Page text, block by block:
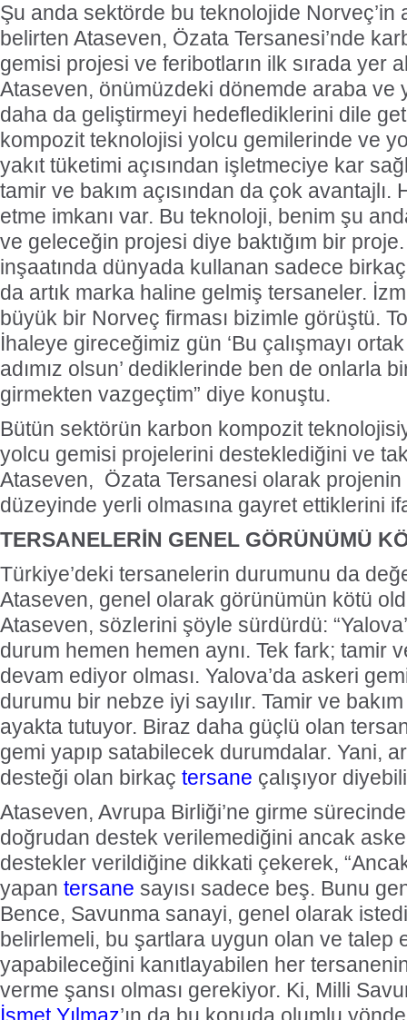
Şu anda sektörde bu teknolojide Norveç’in
belirten Ataseven, Özata Tersanesi’nde
gemisi projesi ve feribotların ilk sırada yer
Ataseven, önümüzdeki dönemde araba ve
daha da geliştirmeyi hedeflediklerini dile
kompozit teknolojisi yolcu gemilerinde ve
yakıt tüketimi açısından işletmeciye kar
tamir ve bakım açısından da çok avantajlı.
etme imkanı var. Bu teknoloji, benim şu
ve geleceğin projesi diye baktığım bir
inşaatında dünyada kullanan sadece
da artık marka haline gelmiş tersaneler.
büyük bir Norveç firması bizimle görüştü.
İhaleye gireceğimiz gün ‘Bu çalışmayı
adımız olsun’ dediklerinde ben de onlarla
girmekten vazgeçtim” diye konuştu.
Bütün sektörün karbon kompozit
yolcu gemisi projelerini desteklediğini ve
Ataseven, Özata Tersanesi olarak projenin
düzeyinde yerli olmasına gayret ettiklerini
TERSANELERİN GENEL GÖRÜNÜMÜ
Türkiye’deki tersanelerin durumunu da
Ataseven, genel olarak görünümün kötü
Ataseven, sözlerini şöyle sürdürdü:
durum hemen hemen aynı. Tek fark; tamir
devam ediyor olması. Yalova’da askeri
durumu bir nebze iyi sayılır. Tamir ve
ayakta tutuyor. Biraz daha güçlü olan
gemi yapıp satabilecek durumdalar. Yani,
desteği olan birkaç tersane çalışıyor
Ataseven, Avrupa Birliği’ne girme
doğrudan destek verilemediğini ancak
destekler verildiğine dikkati çekerek,
yapan tersane sayısı sadece beş. Bunu
Bence, Savunma sanayi, genel olarak
belirlemeli, bu şartlara uygun olan ve talep
yapabileceğini kanıtlayabilen her
verme şansı olması gerekiyor. Ki, Milli
BlueForge
Denizcilik teknolojileri
gösteren, merkezi
ve Ar-Ge faaliyetlerinin
bölümünü ise
BlueForge, ResQR
cankurtaran sistemi
Varlık Fonu’ndan
açıklaması
Alsancak Limanı’nın
dönem başlarken, Türkiye
Yatırımlardan Sorumlu
Yardımcısı Aziz Murat
satış ya da imtiyaz devri
belirterek, “Yük limanı
yerli ve milli Alport’a
Dörtel Gemi Söküm AB
çıkarıldı
Aliağa’daki Dörtel Gemi
Gemi Geri Dönüşüm
özellikle özellikle kıyı şeridi
ilişkin hükümlere
listesinden